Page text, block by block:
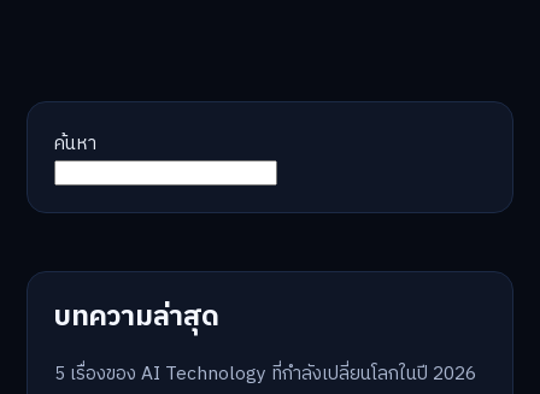
ค้นหา
บทความล่าสุด
5 เรื่องของ AI Technology ที่กำลังเปลี่ยนโลกในปี 2026